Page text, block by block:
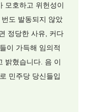
모호하고 위헌성이
도 발동되지 않았
정당한 사유, 커다
이 가득해 임의적
밝혔습니다. 음 이
민주당 당신들입